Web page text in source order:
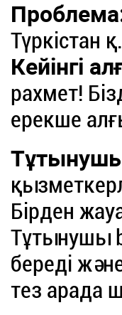
Түркістан
Кейінгі
рахмет!
ерекше
Бірден
Тұтынушы
береді
тез арада